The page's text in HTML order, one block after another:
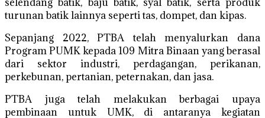
turunan batik lainnya seperti tas, dompet, dan kipas.
Sepanjang 2022, PTBA telah menyalurkan dana
Program PUMK kepada 109 Mitra Binaan yang berasal
dari sektor industri, perdagangan, perikanan,
perkebunan, pertanian, peternakan, dan jasa.
PTBA juga telah melakukan berbagai upaya
pembinaan untuk UMK, di antaranya kegiatan